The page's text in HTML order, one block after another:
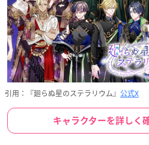
引用：『廻らぬ星のステラリウム』 公式X
キャラクターを詳しく